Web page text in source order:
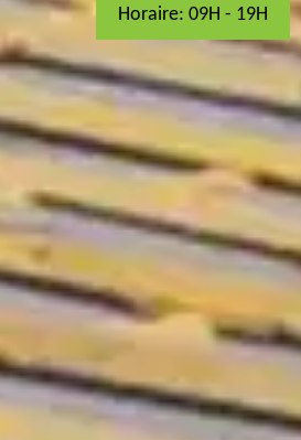
Horaire: 09H - 19H